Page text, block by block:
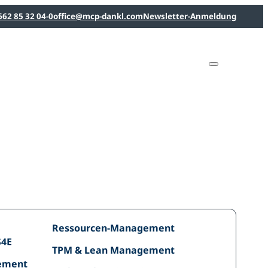
85 32 04-0office@mcp-dankl.comNewsletter-Anmeldung
Intelligenz
Ressourcen-Management
Ressourcen-
TPM & Lean Management
TPM